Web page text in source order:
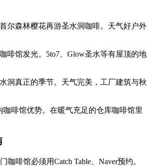
首尔森林樱花再游圣水洞咖啡。天气好户外
咖啡馆发光。5to7、Glow圣水等有屋顶的地
水洞真正的季节。天气完美，工厂建筑与秋
咖啡馆优势。在暖气充足的仓库咖啡馆里
门咖啡馆必须用Catch Table、Naver预约。